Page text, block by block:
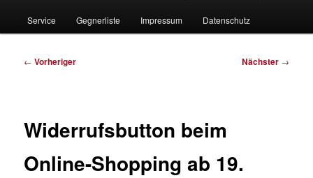
Service Gegnerliste Impressum Datenschutz
Beitragsnavigation
← Vorheriger Nächster →
Widerrufsbutton beim
Online-Shopping ab 19.